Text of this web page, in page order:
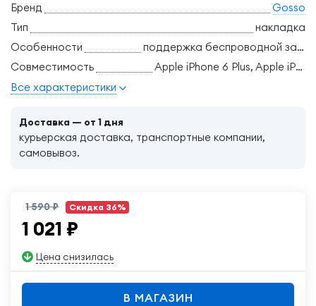
Бренд
Gosso
Тип
накладка
Особенности
поддержка беспроводной зарядки, ударопрочный
Совместимость
Apple iPhone 6 Plus, Apple iPhone 6s Plus
Все характеристики
Доставка — от 1 дня
курьерская доставка, транспортные компании,
самовывоз.
1 590 ₽ Скидка 36%
1 021 ₽
Цена снизилась
В МАГАЗИН